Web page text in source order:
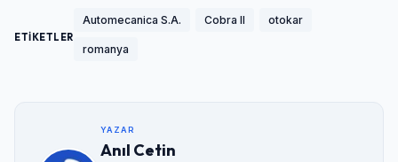
ETİKETLER
Automecanica S.A. Cobra II otokar
romanya
YAZAR
Anıl Cetin